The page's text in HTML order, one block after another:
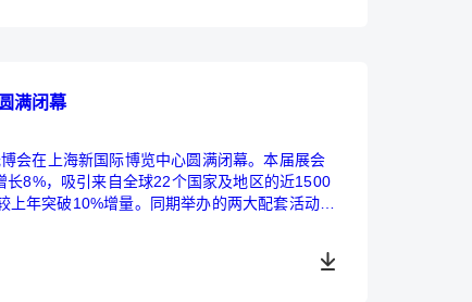
满闭幕
会在上海新国际博览中心圆满闭幕。本届展会
8%，吸引来自全球22个国家及地区的近1500
年突破10%增量。同期举办的两大配套活动，